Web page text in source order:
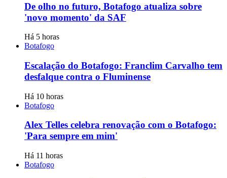
De olho no futuro, Botafogo atualiza sobre
'novo momento' da SAF
Há 5 horas
Botafogo
Escalação do Botafogo: Franclim Carvalho tem
desfalque contra o Fluminense
Há 10 horas
Botafogo
Alex Telles celebra renovação com o Botafogo:
'Para sempre em mim'
Há 11 horas
Botafogo